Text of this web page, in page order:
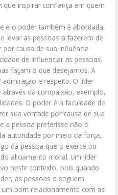
que inspirar confiança em quem
e o poder também é abordada.
levar as pessoas a fazerem de
causa de sua influência
de influenciar as pessoas.
façam o que desejamos. A
e respeito. O líder
da compaixão, exemplo,
O poder é a faculdade de
sua vontade por causa de sua
a pessoa preferisse não o
autoridade por meio da força,
da pessoa que o exerce ou
aliciamento moral. Um líder
neste contexto, pois quando
as pessoas o seguem
bom relacionamento com as